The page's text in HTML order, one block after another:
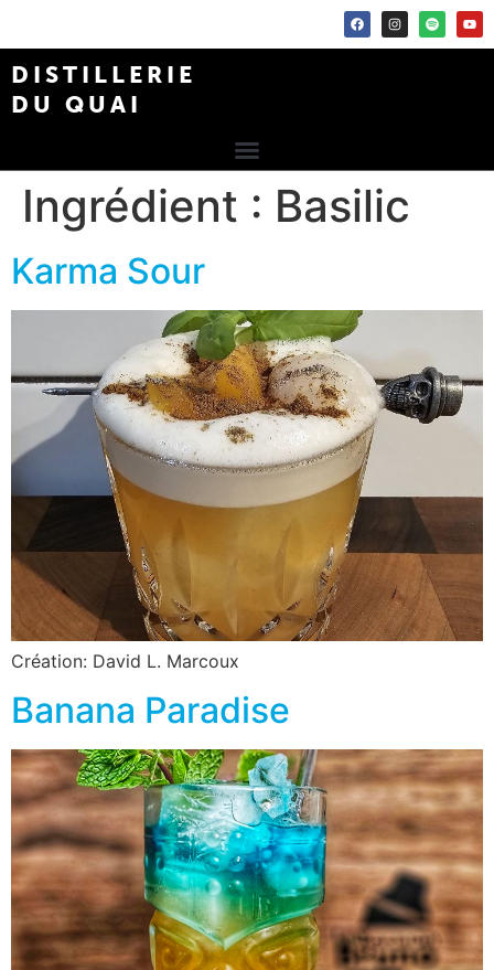
DISTILLERIE
DU QUAI
Ingrédient : Basilic
Karma Sour
Création: David L. Marcoux
Banana Paradise